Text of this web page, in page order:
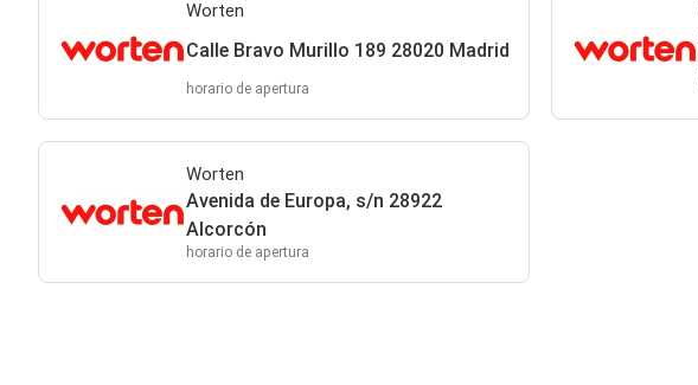
Worten
Calle Bravo Murillo 189 28020 Madrid
horario de apertura
Worten
Avenida de Europa, s/n 28922
Alcorcón
horario de apertura